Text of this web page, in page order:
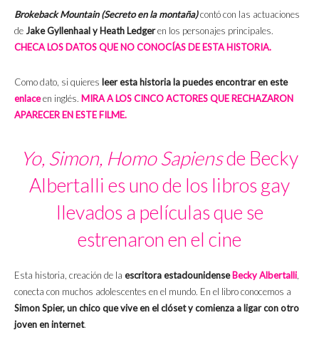
Brokeback Mountain (Secreto en la montaña)contó con las actuaciones
deJake Gyllenhaal y Heath Ledgeren los personajes principales.
CHECA LOS DATOS QUE NO CONOCÍAS DE ESTA HISTORIA.
Como dato, si quieres leer esta historia la puedes encontrar en este
enlaceen inglés. MIRA A LOS CINCO ACTORES QUE RECHAZARON
APARECER EN ESTE FILME.
Yo, Simon, Homo Sapiensde Becky
Albertalli es uno de los libros gay
llevados a películas que se
estrenaron en el cine
Esta historia, creación de la escritora estadounidenseBecky Albertalli,
conecta con muchos adolescentes en el mundo. En el libro conocemos a
Simon Spier, un chico que vive en el clóset y comienza a ligar con otro
joven en internet.